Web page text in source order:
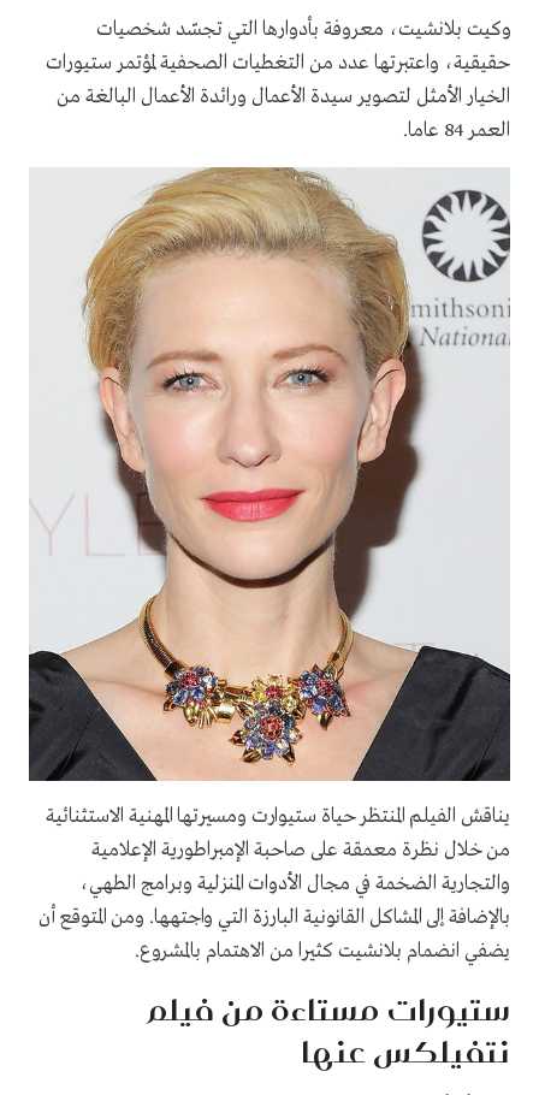
وكيت بلانشيت، معروفة بأدوارها التي تجسّد شخصيات
حقيقية، واعتبرتها عدد من التغطيات الصحفية لمؤتمر ستيورات
الخيار الأمثل لتصوير سيدة الأعمال ورائدة الأعمال البالغة من
العمر 84 عاما.
يناقش الفيلم المنتظر حياة ستيوارت ومسيرتها المهنية الاستثنائية
من خلال نظرة معمقة على صاحبة الإمبراطورية الإعلامية
والتجارية الضخمة في مجال الأدوات المنزلية وبرامج الطهي،
بالإضافة إلى المشاكل القانونية البارزة التي واجتهها. ومن المتوقع أن
يضفي انضمام بلانشيت كثيرا من الاهتمام بالمشروع.
ستيورات مستاءة من فيلم
نتفيلكس عنها